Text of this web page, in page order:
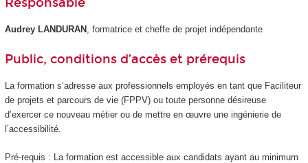
Audrey LANDURAN , formatrice et cheffe de projet indépendante
Public, conditions d’accès et prérequis
La formation s’adresse aux professionnels employés en tant que Faciliteur
de projets et parcours de vie (FPPV) ou toute personne désireuse
d’exercer ce nouveau métier ou de mettre en œuvre une ingénierie de
l’accessibilité.
Pré-requis : La formation est accessible aux candidats ayant au minimum